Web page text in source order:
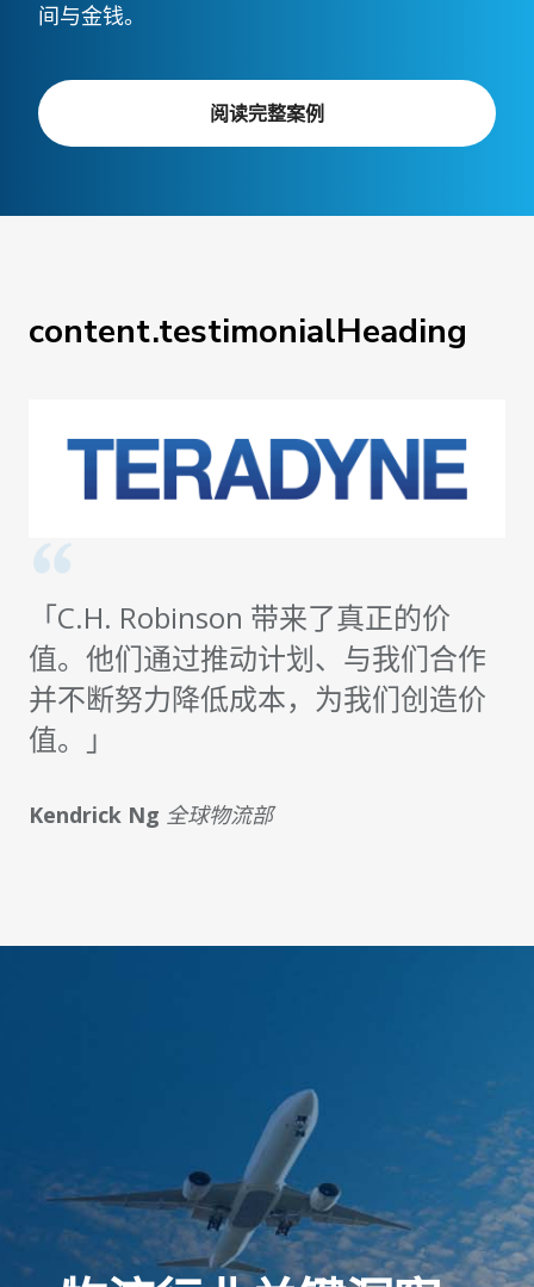
间与金钱。
阅读完整案例
content.testimonialHeading
「C.H. Robinson 带来了真正的价
值。他们通过推动计划、与我们合作
并不断努力降低成本，为我们创造价
值。」
Kendrick Ng 全球物流部